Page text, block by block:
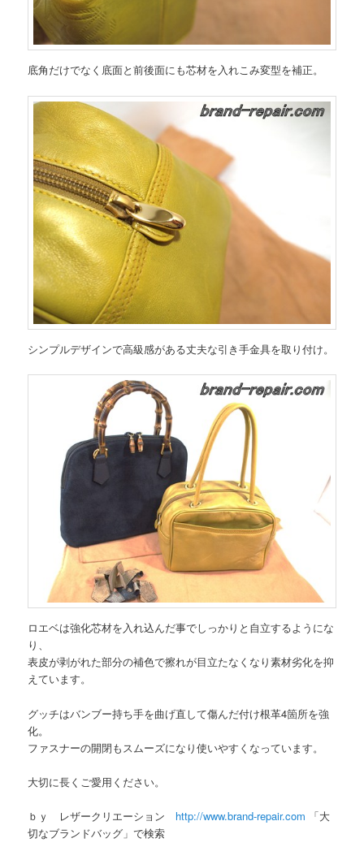
底角だけでなく底面と前後面にも芯材を入れこみ変型を補正。
シンプルデザインで高級感がある丈夫な引き手金具を取り付け。
ロエベは強化芯材を入れ込んだ事でしっかりと自立するようにな
り、
表皮が剥がれた部分の補色で擦れが目立たなくなり素材劣化を抑
えています。
グッチはバンブー持ち手を曲げ直して傷んだ付け根革4箇所を強
化。
ファスナーの開閉もスムーズになり使いやすくなっています。
大切に長くご愛用ください。
ｂｙ レザークリエーション http://www.brand-repair.com
「大
切なブランドバッグ」で検索